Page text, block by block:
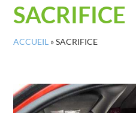
SACRIFICE
ACCUEIL »SACRIFICE